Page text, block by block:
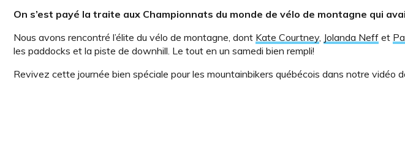
On s’est payé la traite aux Championnats du monde de vélo de montagne qui
Nous avons rencontré l’élite du vélo de montagne, dont Kate Courtney, Jolanda Neff et
les paddocks et la piste de downhill. Le tout en un samedi bien rempli!
Revivez cette journée bien spéciale pour les mountainbikers québécois dans notre vidéo